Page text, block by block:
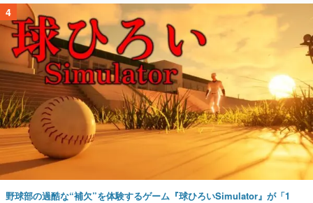
4
野球部の過酷な“補欠”を体験するゲーム『球ひろいSimulator』が「1